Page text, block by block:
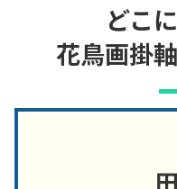
どこ
花鳥画掛